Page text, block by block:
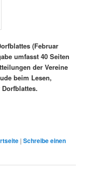
(Februar
umfasst 40 Seiten
der Vereine
beim Lesen,
|Schreibe einen